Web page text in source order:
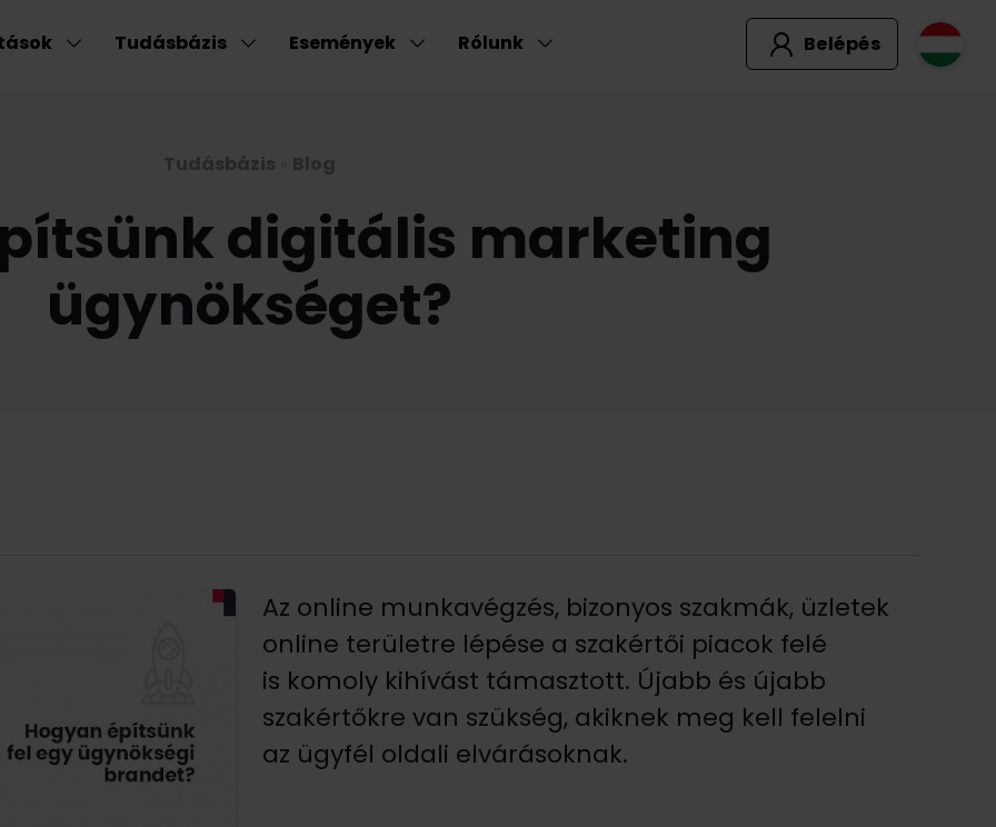
Tudásbázis Események Rólunk Belépés
Tudásbázis Blog
digitális marketing
ügynökséget?
Az online munkavégzés, bizonyos szakmák, üzletek
online területre lépése a szakértői piacok felé
is komoly kihívást támasztott. Újabb és újabb
szakértőkre van szükség, akiknek meg kell felelni
az ügyfél oldali elvárásoknak.